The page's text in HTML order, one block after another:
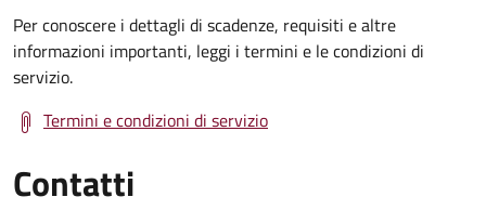
Per conoscere i dettagli di scadenze, requisiti e altre
informazioni importanti, leggi i termini e le condizioni di
servizio.
Termini e condizioni di servizio
Contatti